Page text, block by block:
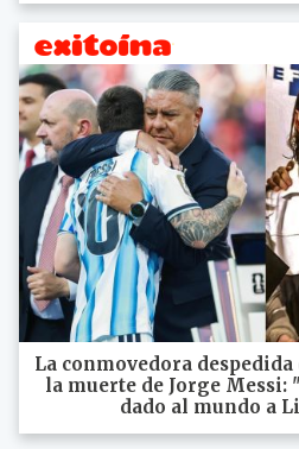
La conmovedora
la muerte de Jorge Messi:
dado al mundo a